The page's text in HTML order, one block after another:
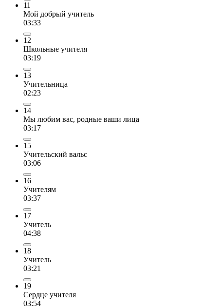
11
Мой добрый учитель
03:33
12
Школьные учителя
03:19
13
Учительница
02:23
14
Мы любим вас, родные ваши лица
03:17
15
Учительский вальс
03:06
16
Учителям
03:37
17
Учитель
04:38
18
Учитель
03:21
19
Сердце учителя
03:54